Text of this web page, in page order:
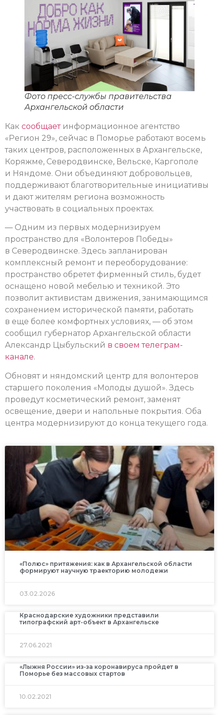
Фото пресс-службы правительства
Архангельской области
Как сообщаетинформационное агентство
«Регион 29», сейчас в Поморье работают восемь
таких центров, расположенных в Архангельске,
Коряжме, Северодвинске, Вельске, Каргополе
и Няндоме. Они объединяют добровольцев,
поддерживают благотворительные инициативы
и дают жителям региона возможность
участвовать в социальных проектах.
— Одним из первых модернизируем
пространство для «Волонтеров Победы»
в Северодвинске. Здесь запланирован
комплексный ремонт и переоборудование:
пространство обретет фирменный стиль, будет
оснащено новой мебелью и техникой. Это
позволит активистам движения, занимающимся
сохранением исторической памяти, работать
в еще более комфортных условиях, — об этом
сообщил губернатор Архангельской области
Александр Цыбульский в своем телеграм-
канале.
Обновят и няндомский центр для волонтеров
старшего поколения «Молоды душой». Здесь
проведут косметический ремонт, заменят
освещение, двери и напольные покрытия. Оба
центра модернизируют до конца текущего года.
«Полюс» притяжения: как в Архангельской области
формируют научную траекторию молодежи
03.02.2026
Краснодарские художники представили
типографский арт-объект в Архангельске
27.06.2021
«Лыжня России» из-за коронавируса пройдет в
Поморье без массовых стартов
10.02.2021